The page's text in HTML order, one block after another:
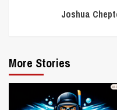
Joshua
More Stories